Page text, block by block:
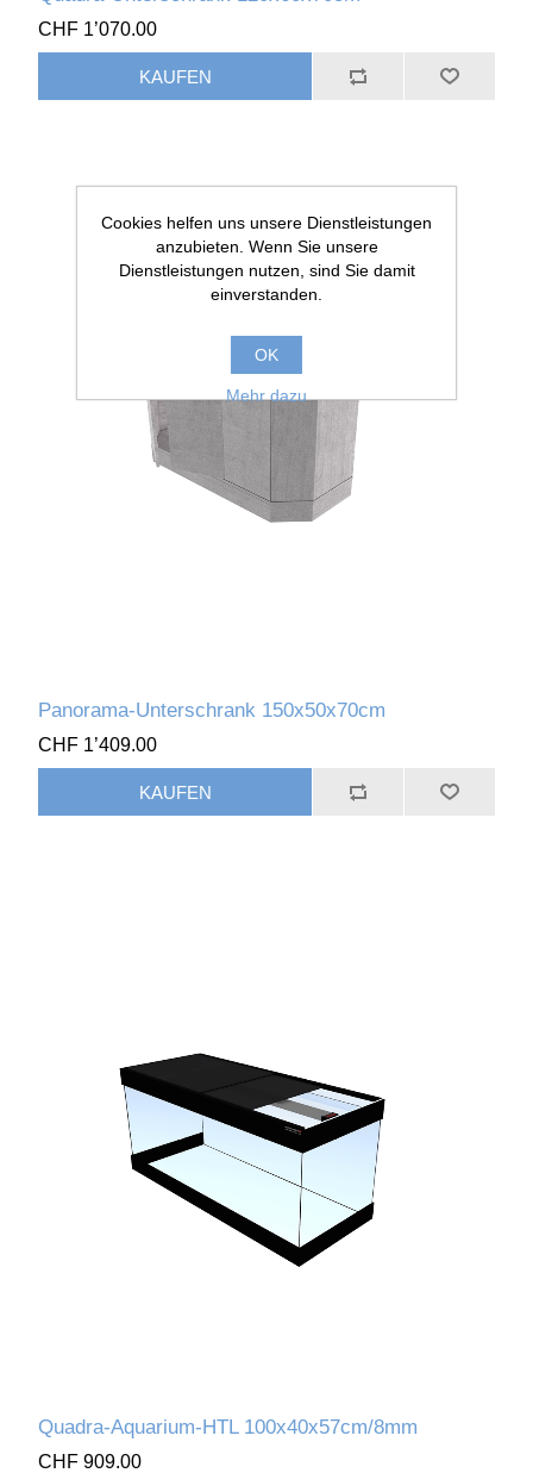
CHF 1’070.00
Panorama-Unterschrank 150x50x70cm
CHF 1’409.00
Quadra-Aquarium-HTL 100x40x57cm/8mm
CHF 909.00
Cookies helfen uns unsere Dienstleistungen
anzubieten. Wenn Sie unsere
Dienstleistungen nutzen, sind Sie damit
einverstanden.
OK
Mehr dazu